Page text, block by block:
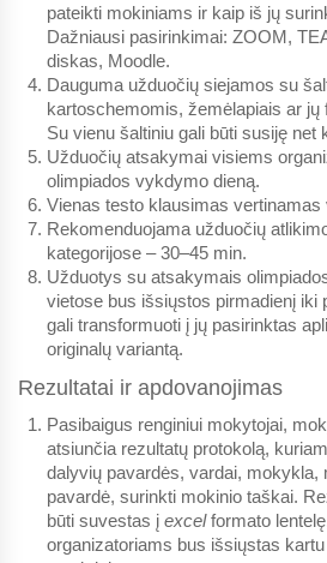
pateikti mokiniams ir kaip iš jų
Dažniausi pasirinkimai: ZOOM,
diskas, Moodle.
Dauguma užduočių siejamos su
kartoschemomis, žemėlapiais ar jų
Su vienu šaltiniu gali būti susiję net
Užduočių atsakymai visiems
olimpiados vykdymo dieną.
Vienas testo klausimas vertinamas
Rekomenduojama užduočių
kategorijose – 30–45 min.
Užduotys su atsakymais
vietose bus išsiųstos pirmadienį iki
gali transformuoti į jų pasirinktas
originalų variantą.
Rezultatai ir apdovanojimas
Pasibaigus renginiui mokytojai,
atsiunčia rezultatų protokolą,
dalyvių pavardės, vardai, mokykla,
pavardė, surinkti mokinio taškai.
būti suvestas į excelformato
organizatoriams bus išsiųstas